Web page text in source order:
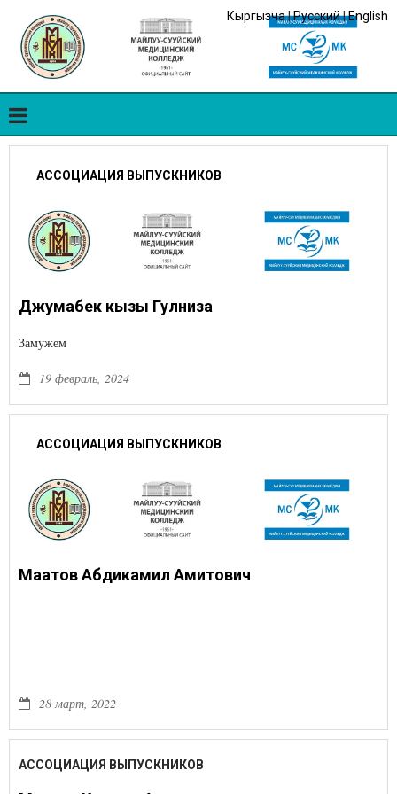
Кыргызча|Русский|English
АССОЦИАЦИЯ ВЫПУСКНИКОВ
Джумабек кызы Гулниза
Замужем
19 февраль, 2024
АССОЦИАЦИЯ ВЫПУСКНИКОВ
Маатов Абдикамил Амитович
28 март, 2022
АССОЦИАЦИЯ ВЫПУСКНИКОВ